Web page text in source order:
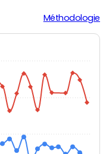
Méthodologie